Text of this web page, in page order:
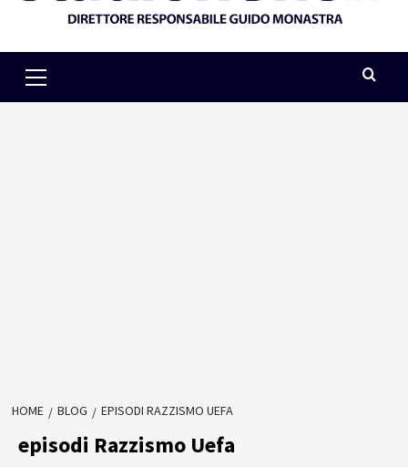
Menu
HOME BLOG EPISODI RAZZISMO UEFA
episodi Razzismo Uefa